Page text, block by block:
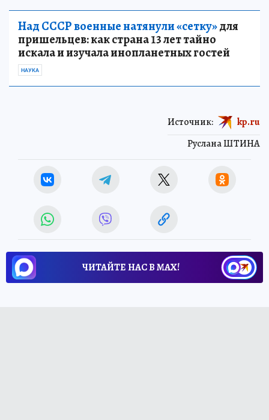
Над СССР военные натянули «сетку»для
пришельцев: как страна 13 лет тайно
искала и изучала инопланетных гостей
НАУКА
Руслана ШТИНА
Источник: kp.ru
ЧИТАЙТЕ НАС В МАХ!